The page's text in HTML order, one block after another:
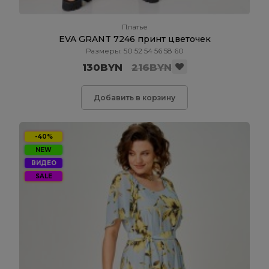
Платье
EVA GRANT 7246 принт цветочек
Размеры: 50 52 54 56 58 60
130BYN 216BYN
Добавить в корзину
-40%
NEW
ВИДЕО
SALE